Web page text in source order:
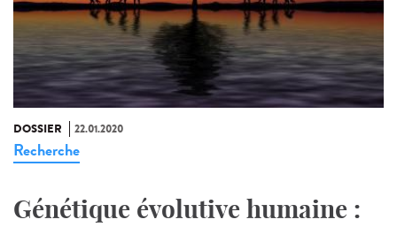
DOSSIER 22.01.2020
Recherche
Génétique évolutive humaine :